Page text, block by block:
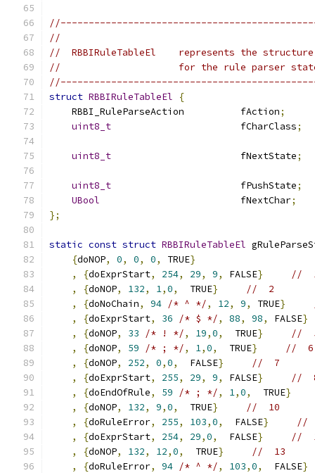
//
//  RBBIRuleTableEl    represents the
//                     for the rule parser state
struct RBBIRuleTableEl
{
    RBBI_RuleParseAction          fAction
;
uint8_t
                       fCharClass
;
uint8_t
                       fNextState
;
uint8_t
                       fPushState
;
UBool
                         fNextChar
;
};
static const struct RBBIRuleTableEl
{doNOP, 0, 0, 0, TRUE}
,
{doExprStart, 254, 29, 9, FALSE}
//
,
{doNOP, 132, 1,0,
  TRUE
}
//  2
,
{doNoChain, 94 /* ^ */, 12, 9, TRUE}
,
{doExprStart, 36 /* $ */, 88, 98, FALSE}
,
{doNOP, 33 /* ! */, 19,0,
  TRUE
}
//
,
{doNOP, 59 /* ; */, 1,0,
  TRUE
}
//
,
{doNOP, 252, 0,0,
  FALSE
}
//  7
,
{doExprStart, 255, 29, 9, FALSE}
//
,
{doEndOfRule, 59 /* ; */, 1,0,
  TRUE
}
,
{doNOP, 132, 9,0,
  TRUE
}
//  10
,
{doRuleError, 255, 103,0,
  FALSE
}
//
,
{doExprStart, 254, 29,0,
  FALSE
}
//
,
{doNOP, 132, 12,0,
  TRUE
}
//  13
,
{doRuleError, 94 /* ^ */, 103,0,
  FALSE
}